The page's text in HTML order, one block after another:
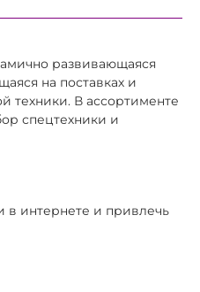
развивающаяся
на поставках и
техники. В ассортименте
спецтехники и
интернете и привлечь